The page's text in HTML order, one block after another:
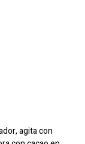
agita con